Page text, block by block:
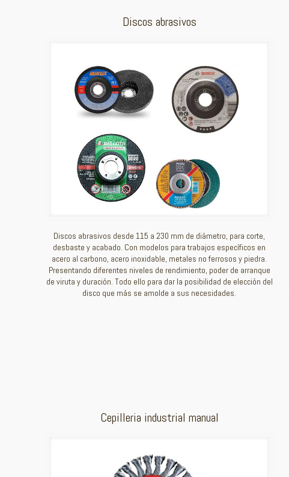
Discos abrasivos
Discos abrasivos desde 115 a 230 mm de diámetro, para corte,
desbaste y acabado. Con modelos para trabajos específicos en
acero al carbono, acero inoxidable, metales no ferrosos y piedra.
Presentando diferentes niveles de rendimiento, poder de arranque
de viruta y duración. Todo ello para dar la posibilidad de elección del
disco que más se amolde a sus necesidades.
Cepilleria industrial manual